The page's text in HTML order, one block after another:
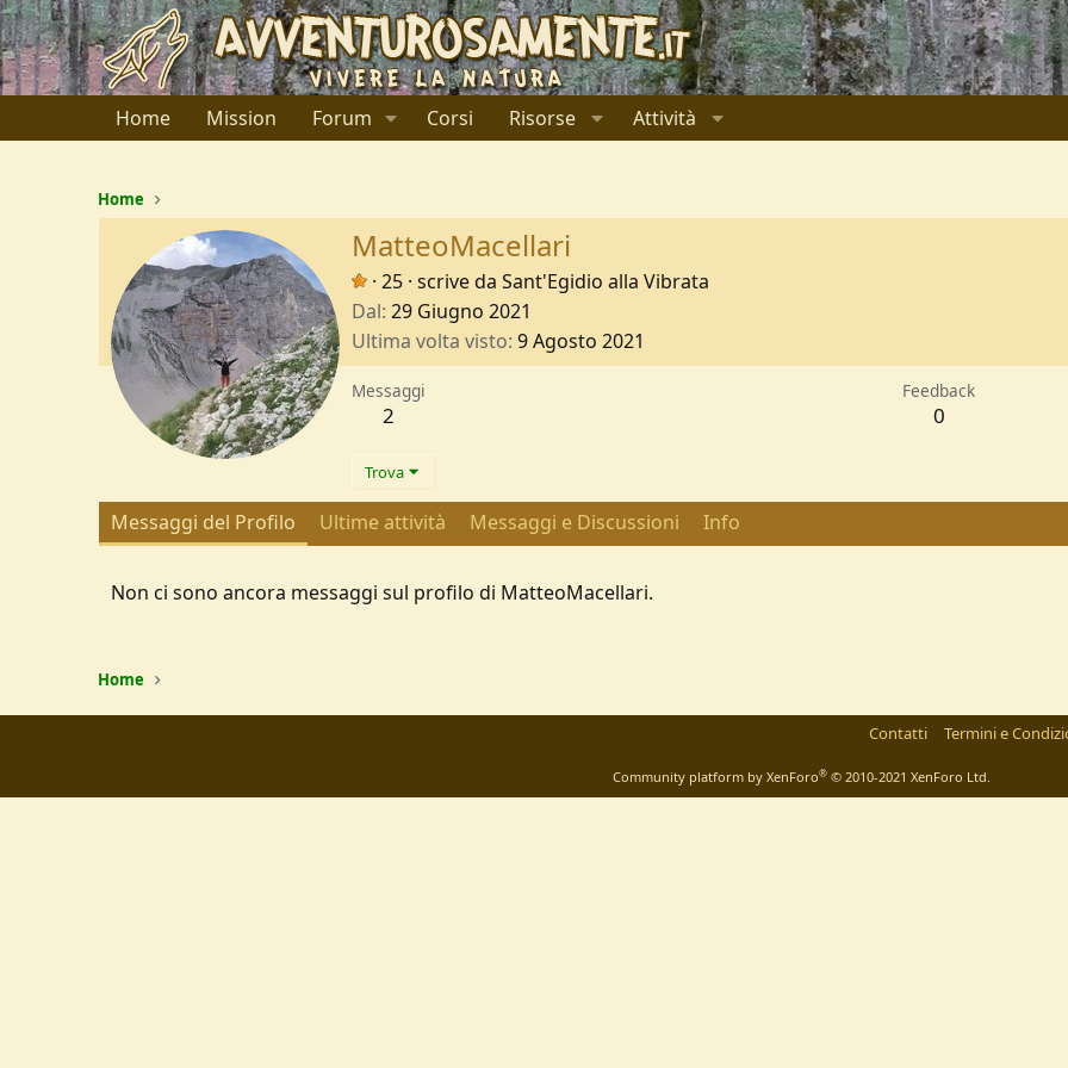
Home Mission Forum Corsi Risorse Attività
Home
MatteoMacellari
· 25 · scrive da Sant'Egidio alla Vibrata
Dal 29 Giugno 2021
Ultima volta visto 9 Agosto 2021
Messaggi
2
Feedback
0
Trova
Messaggi del Profilo Ultime attività Messaggi e Discussioni Info
Non ci sono ancora messaggi sul profilo di MatteoMacellari.
Home
Contatti Termini e
Community platform by XenForo® © 2010-2021 XenForo Ltd.